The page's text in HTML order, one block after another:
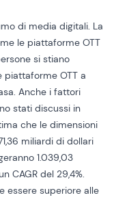
di media digitali. La
le piattaforme OTT
si stiano
piattaforme OTT a
Anche i fattori
stati discussi in
che le dimensioni
miliardi di dollari
1.039,03
CAGR del 29,4%.
essere superiore alle